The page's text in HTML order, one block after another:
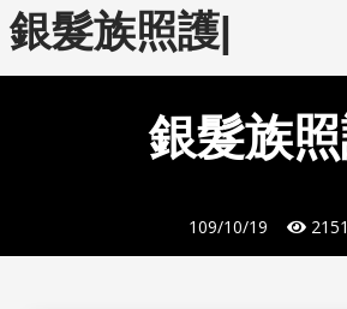
銀髮族照護|
銀髮族
109/10/19 2151